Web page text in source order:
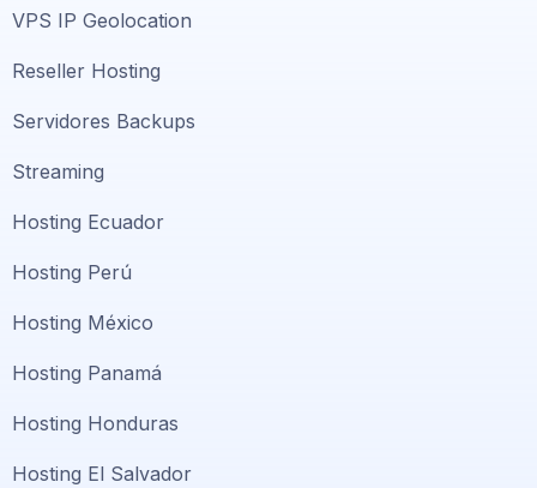
VPS IP Geolocation
Reseller Hosting
Servidores Backups
Streaming
Hosting Ecuador
Hosting Perú
Hosting México
Hosting Panamá
Hosting Honduras
Hosting El Salvador